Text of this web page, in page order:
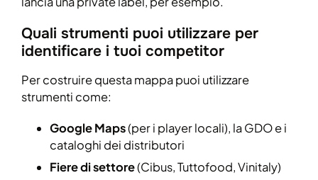
Quali strumenti puoi utilizzare per
identificare i tuoi competitor
Per costruire questa mappa puoi utilizzare
strumenti come:
Google Maps(per i player locali), la GDO e i
cataloghi dei distributori
Fiere di settore(Cibus, Tuttofood, Vinitaly)